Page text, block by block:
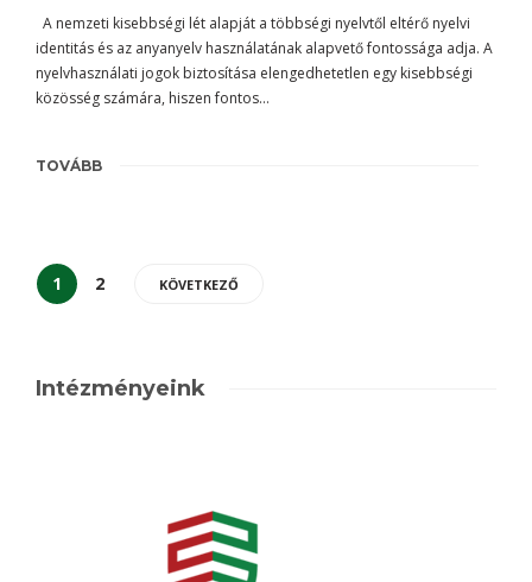
A nemzeti kisebbségi lét alapját a többségi nyelvtől eltérő nyelvi
identitás és az anyanyelv használatának alapvető fontossága adja. A
nyelvhasználati jogok biztosítása elengedhetetlen egy kisebbségi
közösség számára, hiszen fontos…
TOVÁBB
1 2 KÖVETKEZŐ
Intézményeink